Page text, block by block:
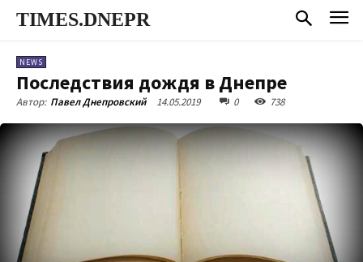
TIMES.DNEPR
NEWS
Последствия дождя в Днепре
Автор: Павел Днепровский 14.05.2019 0 738